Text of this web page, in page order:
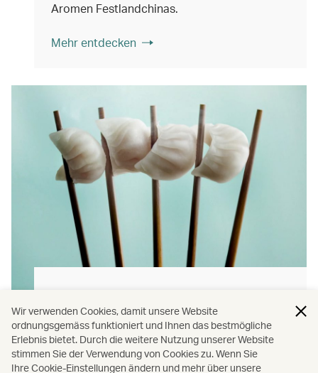
Aromen Festlandchinas.
Mehr entdecken
Auf unseren Flügen werden Ihnen
authentische, köstliche regionale Mahlzeiten
und Snacks serviert.
Wir verwenden Cookies, damit unsere Website
ordnungsgemäss funktioniert und Ihnen das bestmögliche
Erlebnis bietet. Durch die weitere Nutzung unserer Website
stimmen Sie der Verwendung von Cookies zu. Wenn Sie
Ihre Cookie-Einstellungen ändern und mehr über unsere